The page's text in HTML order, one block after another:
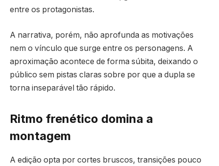
entre os protagonistas.
A narrativa, porém, não aprofunda as motivações
nem o vínculo que surge entre os personagens. A
aproximação acontece de forma súbita, deixando o
público sem pistas claras sobre por que a dupla se
torna inseparável tão rápido.
Ritmo frenético domina a
montagem
A edição opta por cortes bruscos, transições pouco